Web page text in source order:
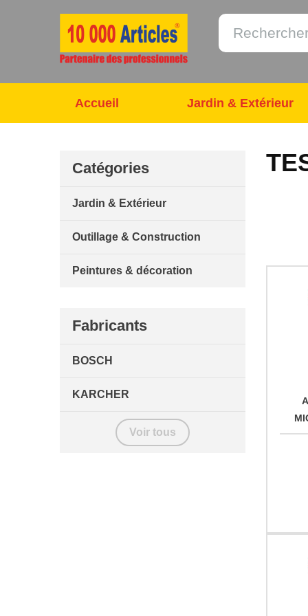
Accueil Jardin & Extérieur
Catégories
Jardin & Extérieur
Outillage & Construction
Peintures & décoration
Fabricants
BOSCH
KARCHER
Voir tous